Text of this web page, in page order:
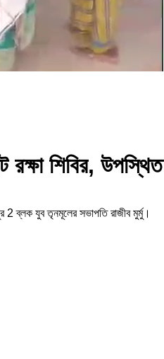
শিবির,
2 ব্লক যুব তৃনমূলের সভাপতি রাজীব মুর্মু।